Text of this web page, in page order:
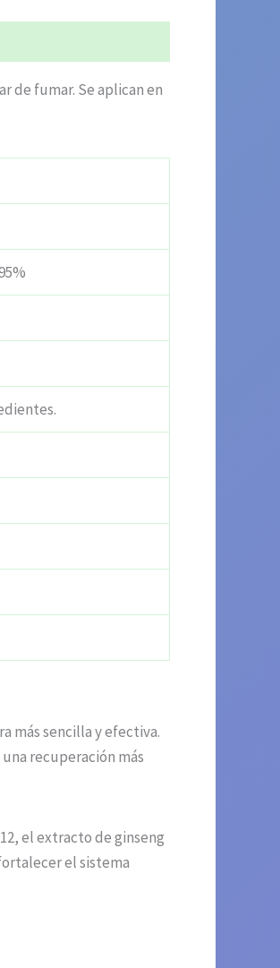
de fumar. Se aplican en
más sencilla y efectiva.
recuperación más
el extracto de ginseng
el sistema